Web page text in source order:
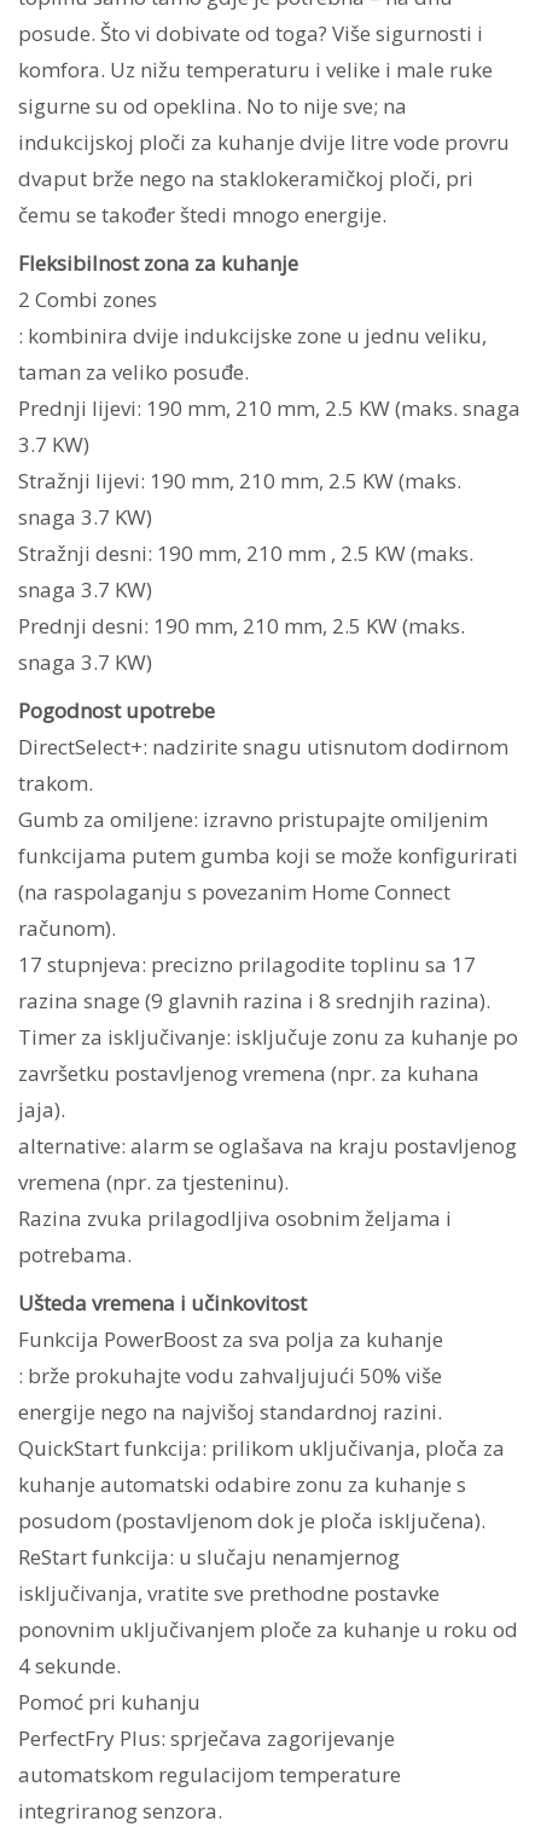
posude. Što vi dobivate od toga? Više sigurnosti i
komfora. Uz nižu temperaturu i velike i male ruke
sigurne su od opeklina. No to nije sve; na
indukcijskoj ploči za kuhanje dvije litre vode provru
dvaput brže nego na staklokeramičkoj ploči, pri
čemu se također štedi mnogo energije.
Fleksibilnost zona za kuhanje
2 Combi zones
: kombinira dvije indukcijske zone u jednu veliku,
taman za veliko posuđe.
Prednji lijevi: 190 mm, 210 mm, 2.5 KW (maks. snaga
3.7 KW)
Stražnji lijevi: 190 mm, 210 mm, 2.5 KW (maks.
snaga 3.7 KW)
Stražnji desni: 190 mm, 210 mm , 2.5 KW (maks.
snaga 3.7 KW)
Prednji desni: 190 mm, 210 mm, 2.5 KW (maks.
snaga 3.7 KW)
Pogodnost upotrebe
DirectSelect+: nadzirite snagu utisnutom dodirnom
trakom.
Gumb za omiljene: izravno pristupajte omiljenim
funkcijama putem gumba koji se može konfigurirati
(na raspolaganju s povezanim Home Connect
računom).
17 stupnjeva: precizno prilagodite toplinu sa 17
razina snage (9 glavnih razina i 8 srednjih razina).
Timer za isključivanje: isključuje zonu za kuhanje po
završetku postavljenog vremena (npr. za kuhana
jaja).
alternative: alarm se oglašava na kraju postavljenog
vremena (npr. za tjesteninu).
Razina zvuka prilagodljiva osobnim željama i
potrebama.
Ušteda vremena i učinkovitost
Funkcija PowerBoost za sva polja za kuhanje
: brže prokuhajte vodu zahvaljujući 50% više
energije nego na najvišoj standardnoj razini.
QuickStart funkcija: prilikom uključivanja, ploča za
kuhanje automatski odabire zonu za kuhanje s
posudom (postavljenom dok je ploča isključena).
ReStart funkcija: u slučaju nenamjernog
isključivanja, vratite sve prethodne postavke
ponovnim uključivanjem ploče za kuhanje u roku od
4 sekunde.
Pomoć pri kuhanju
PerfectFry Plus: sprječava zagorijevanje
automatskom regulacijom temperature
integriranog senzora.